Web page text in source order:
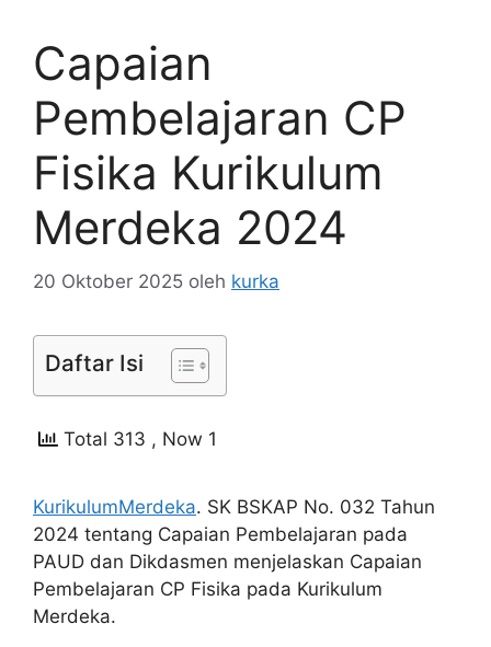
Capaian
Pembelajaran CP
Fisika Kurikulum
Merdeka 2024
20 Oktober 2025 oleh kurka
Daftar Isi
Total 313 , Now 1
KurikulumMerdeka. SK BSKAP No. 032 Tahun
2024 tentang Capaian Pembelajaran pada
PAUD dan Dikdasmen menjelaskan Capaian
Pembelajaran CP Fisika pada Kurikulum
Merdeka.